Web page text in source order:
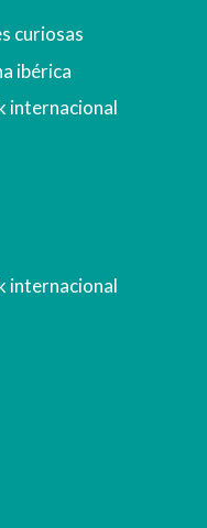
curiosas
ibérica
internacional
internacional